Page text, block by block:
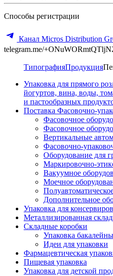
Способы регистрации
Канал Micros Distribution
telegram.me/
ТипографияПродукция
Упаковка для прямого
йогуртов, вина, воды,
и пастообразных
Поставка Фасовочно-
Фасовочное
Фасовочное
Вертикальные
Фасовочно-
Оборудование для
Маркировочно-
Вакуумное
Моечное
Дополнительное
Упаковка для
Металлизированная
Складные коробки
Упаковка
Идеи для упаковки
Фармацевтическая
Пищевая упаковка
Упаковка для детской